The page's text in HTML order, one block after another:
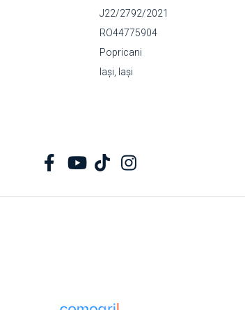
J22/2792/2021
RO44775904
Popricani
Iași, Iași